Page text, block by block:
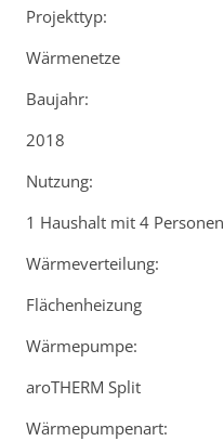
Projekttyp:
Wärmenetze
Baujahr:
2018
Nutzung:
1 Haushalt mit 4 Personen
Wärmeverteilung:
Flächenheizung
Wärmepumpe:
aroTHERM Split
Wärmepumpenart: